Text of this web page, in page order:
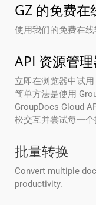
GZ 的免费
使用我们的免费在
API 资源管
立即在浏览器中试
简单方法是使用
GroupDocs Cloud
松交互并尝试每一个
批量转换
Convert multiple
productivity.